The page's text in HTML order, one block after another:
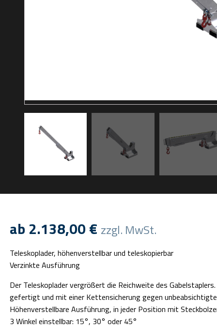
ab 2.138,00€ zzgl. MwSt.
Teleskoplader, höhenverstellbar und teleskopierbar
Verzinkte Ausführung
Der Teleskoplader vergrößert die Reichweite des
gefertigt und mit einer Kettensicherung gegen
Höhenverstellbare Ausführung, in jeder Position mit
3 Winkel einstellbar: 15°, 30° oder 45°